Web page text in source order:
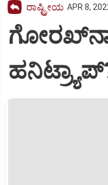
ರಾಷ್ಟ್ರೀಯ APR 8,